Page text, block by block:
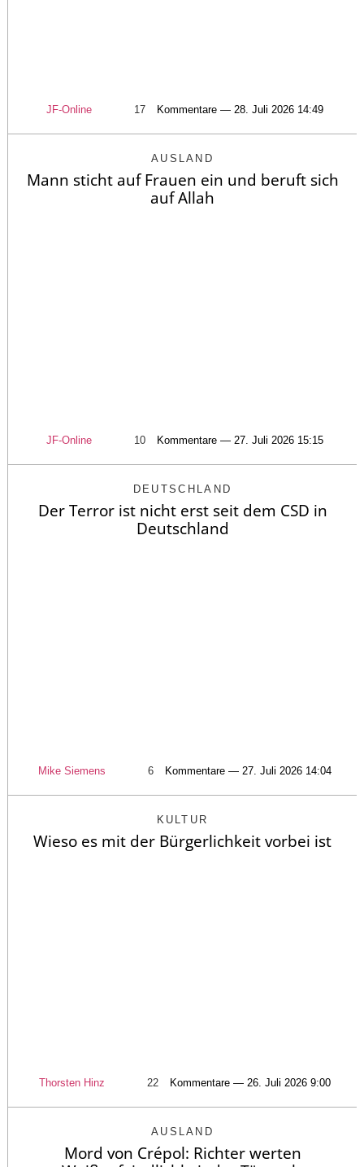
JF-Online 17 Kommentare — 28. Juli 2026 14:49
AUSLAND
Mann sticht auf Frauen ein und beruft sich
auf Allah
JF-Online 10 Kommentare — 27. Juli 2026 15:15
DEUTSCHLAND
Der Terror ist nicht erst seit dem CSD in
Deutschland
Mike Siemens 6 Kommentare — 27. Juli 2026 14:04
KULTUR
Wieso es mit der Bürgerlichkeit vorbei ist
Thorsten Hinz 22 Kommentare — 26. Juli 2026 9:00
AUSLAND
Mord von Crépol: Richter werten